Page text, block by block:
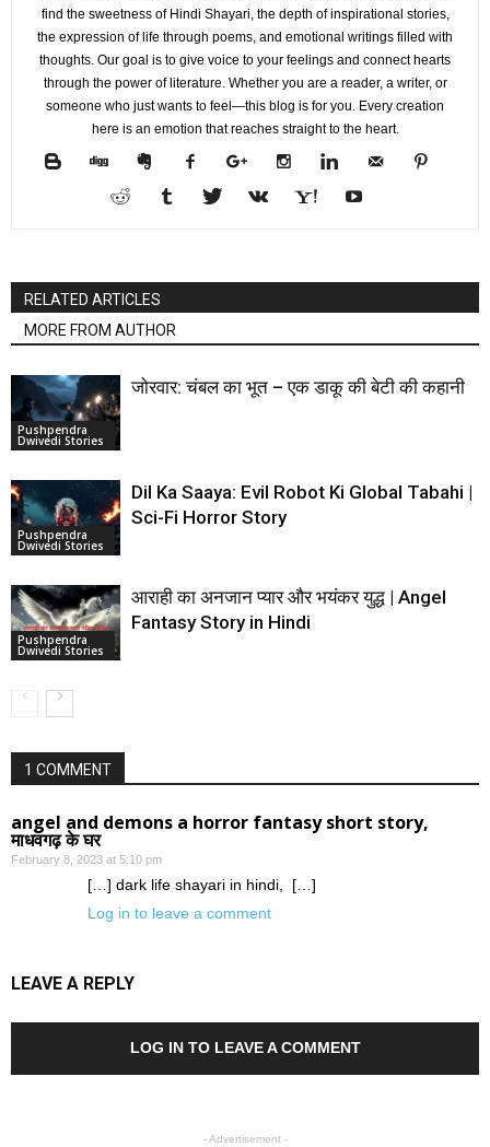
find the sweetness of Hindi Shayari, the depth of inspirational stories,
the expression of life through poems, and emotional writings filled with
thoughts. Our goal is to give voice to your feelings and connect hearts
through the power of literature. Whether you are a reader, a writer, or
someone who just wants to feel—this blog is for you. Every creation
here is an emotion that reaches straight to the heart.
RELATED ARTICLES
MORE FROM AUTHOR
Pushpendra
Dwivedi Stories
जोरवार: चंबल का भूत – एक डाकू की बेटी की कहानी
Pushpendra
Dwivedi Stories
Dil Ka Saaya: Evil Robot Ki Global Tabahi |
Sci-Fi Horror Story
Pushpendra
Dwivedi Stories
आराही का अनजान प्यार और भयंकर युद्ध | Angel
Fantasy Story in Hindi
1 COMMENT
angel and demons a horror fantasy short story,
माधवगढ़ के घर
February 8, 2023 at 5:10 pm
[…] dark life shayari in hindi, […]
Log in to leave a comment
LEAVE A REPLY
LOG IN TO LEAVE A COMMENT
- Advertisement -